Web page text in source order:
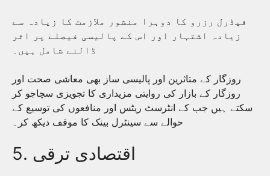
فیڈرل رزرو کا دوہرا منشور ملازمت کا زیادہ سے
زیادہ اشتہار اور اس کے پالیسی فیصلے پر اثر
ڈالنے شامل ہیں۔
روزگار کے متاثرین اور پالیسی ساز بھی معاشی صحت اور
روزگار کے بازار کی روایتی مزیداری کا تجویزی سچاجو کر
سکتے ہیں جب کے انٹرسٹ ریٹس اور منافعوں کی توسیع کے
حوالے سے سینٹرل بینک کا موقف دیکھ کر۔
5. اقتصادی ترقی